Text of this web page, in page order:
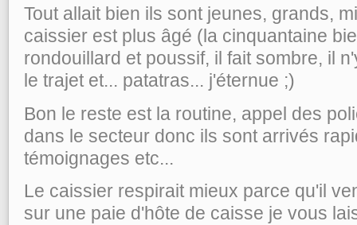
Tout allait bien ils sont jeunes, grands,
caissier est plus âgé (la cinquantaine
rondouillard et poussif, il fait sombre, il
le trajet et... patatras... j'éternue ;)
Bon le reste est la routine, appel des
dans le secteur donc ils sont arrivés
témoignages etc...
Le caissier respirait mieux parce qu'il
sur une paie d'hôte de caisse je vous